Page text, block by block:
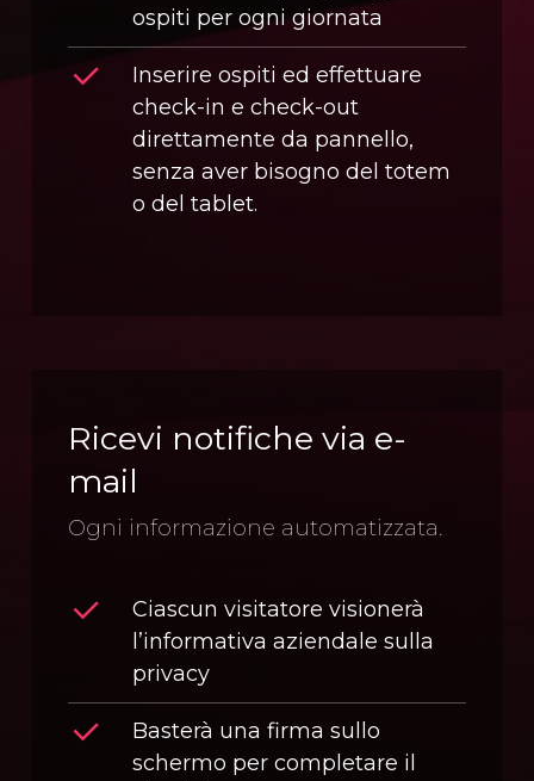
ospiti per ogni giornata
Inserire ospiti ed effettuare
check-in e check-out
direttamente da pannello,
senza aver bisogno del totem
o del tablet.
Ricevi notifiche via e-
mail
Ogni informazione automatizzata.
Ciascun visitatore visionerà
l’informativa aziendale sulla
privacy
Basterà una firma sullo
schermo per completare il